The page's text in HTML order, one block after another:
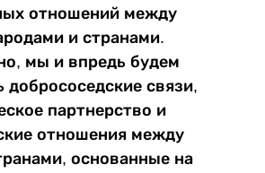
отношений между
и странами.
мы и впредь будем
добрососедские связи,
партнерство и
отношения между
основанные на